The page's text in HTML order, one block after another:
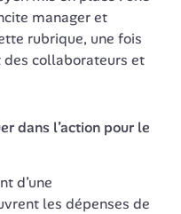
manager et
rubrique, une fois
des collaborateurs et
dans l’action pour le
d’une
les dépenses de